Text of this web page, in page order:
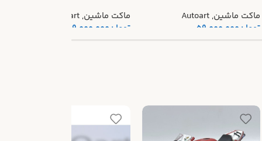
ماکت ماشین,
Autoart
تومان 59.000.000
ماکت ماشین,
Autoart
تومان 69.000.000